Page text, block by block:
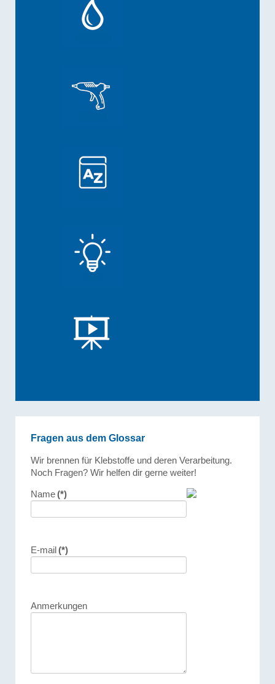
Fragen aus dem Glossar
Wir brennen für Klebstoffe und deren Verarbeitung.
Noch Fragen? Wir helfen dir gerne weiter!
Name(*)
E-mail(*)
Anmerkungen